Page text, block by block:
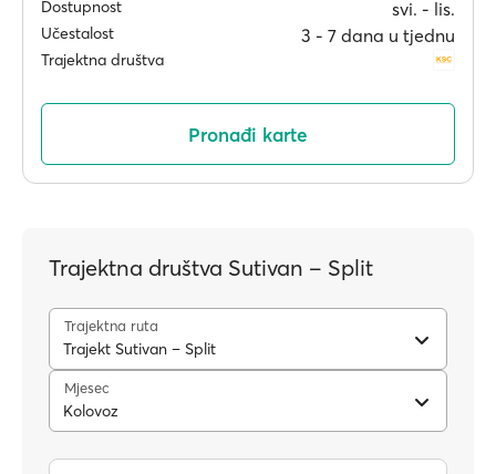
Dostupnost svi. ‐ lis.
Učestalost 3 ‐ 7 dana u tjednu
Trajektna društva
Pronađi karte
Trajektna društva Sutivan – Split
Trajektna ruta
Trajekt Sutivan – Split
Mjesec
Kolovoz